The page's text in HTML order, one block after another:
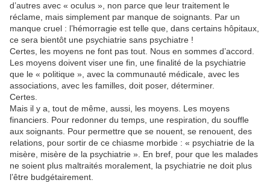
d’autres avec « oculus », non parce que leur traitement le
réclame, mais simplement par manque de soignants. Par un
manque cruel : l’hémorragie est telle que, dans certains hôpitaux,
ce sera bientôt une psychiatrie sans psychiatre !
Certes, les moyens ne font pas tout. Nous en sommes d’accord.
Les moyens doivent viser une fin, une finalité de la psychiatrie
que le « politique », avec la communauté médicale, avec les
associations, avec les familles, doit poser, déterminer.
Certes.
Mais il y a, tout de même, aussi, les moyens. Les moyens
financiers. Pour redonner du temps, une respiration, du souffle
aux soignants. Pour permettre que se nouent, se renouent, des
relations, pour sortir de ce chiasme morbide : « psychiatrie de la
misère, misère de la psychiatrie ». En bref, pour que les malades
ne soient plus maltraités moralement, la psychiatrie ne doit plus
l’être budgétairement.